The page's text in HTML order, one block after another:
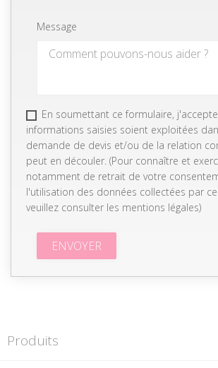
Message
En soumettant ce formulaire,
informations saisies soient exploitées
demande de devis et/ou de la relation
peut en découler. (Pour connaître et
notamment de retrait de votre
l'utilisation des données collectées par
veuillez consulter les mentions légales)
Produits